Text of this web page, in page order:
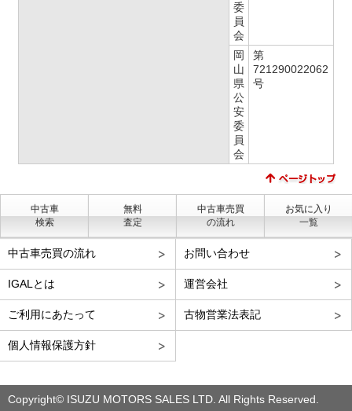
委
員
会
岡
山
県
公
安
委
員
会
第
721290022062
号
中古車
検索
無料
査定
中古車売買
の流れ
お気に入り
一覧
中古車売買の流れ お問い合わせ
IGALとは 運営会社
ご利用にあたって 古物営業法表記
個人情報保護方針
Copyright© ISUZU MOTORS SALES LTD. All Rights Reserved.